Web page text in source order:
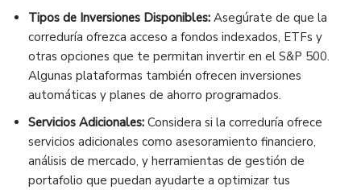
Tipos de Inversiones Disponibles: Asegúrate de que la
correduría ofrezca acceso a fondos indexados, ETFs y
otras opciones que te permitan invertir en el S&P 500.
Algunas plataformas también ofrecen inversiones
automáticas y planes de ahorro programados.
Servicios Adicionales: Considera si la correduría ofrece
servicios adicionales como asesoramiento financiero,
análisis de mercado, y herramientas de gestión de
portafolio que puedan ayudarte a optimizar tus